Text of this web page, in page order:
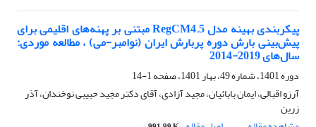
پیکربندی بهینه مدل RegCM4.5 مبتنی بر پهنه‌های اقلیمی برای
پیش‌بینی بارش دوره پربارش ایران (نوامبر-می) ، مطالعه موردی:
سال‌های 2019-2014
دوره 1401، شماره 49، بهار 1401، صفحه
1-14
آرزو اقبالی، ایمان بابائیان، مجید آزادی، آقای دکتر مجید حبیبی نوخندان، آذر
زرین